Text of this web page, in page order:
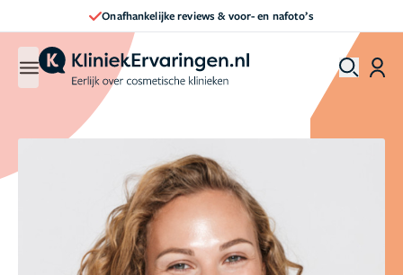
Direct een afspraak maken